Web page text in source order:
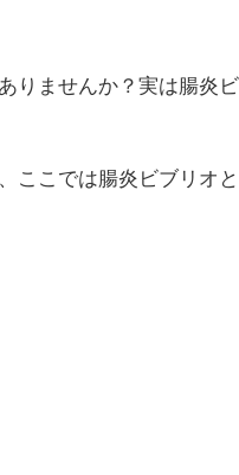
りませんか？実は腸炎
こでは腸炎ビブリオ